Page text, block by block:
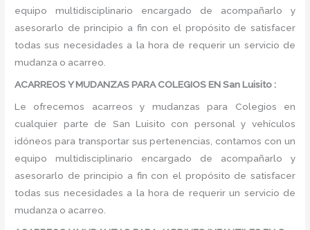
equipo multidisciplinario encargado de acompañarlo y
asesorarlo de principio a fin con el propósito de satisfacer
todas sus necesidades a la hora de requerir un servicio de
mudanza o acarreo.
ACARREOS Y MUDANZAS PARA COLEGIOS EN San Luisito :
Le ofrecemos acarreos y mudanzas para Colegios en
cualquier parte de San Luisito con personal y vehículos
idóneos para transportar sus pertenencias, contamos con un
equipo multidisciplinario encargado de acompañarlo y
asesorarlo de principio a fin con el propósito de satisfacer
todas sus necesidades a la hora de requerir un servicio de
mudanza o acarreo.